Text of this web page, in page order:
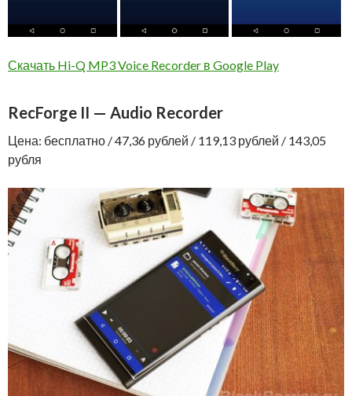
Скачать Hi-Q MP3 Voice Recorder в Google Play
RecForge II — Audio Recorder
Цена: бесплатно / 47,36 рублей / 119,13 рублей / 143,05
рубля